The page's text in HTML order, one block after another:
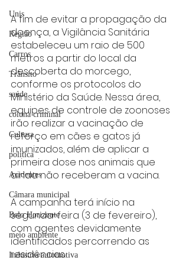
Unis
Região
Carros
Trânsito
saúde
coluna criminal
Cultura
politica
Acidentes
Câmara municipal
Belo Horizonte
meio ambiente
Industria automotiva
A fim de evitar a propagação da
doença, a Vigilância Sanitária
estabeleceu um raio de 500
metros a partir do local da
descoberta do morcego,
conforme os protocolos do
Ministério da Saúde. Nessa área,
equipes de controle de zoonoses
irão realizar a vacinação de
reforço em cães e gatos já
imunizados, além de aplicar a
primeira dose nos animais que
ainda não receberam a vacina.
A campanha terá início na
segunda-feira (3 de fevereiro),
com agentes devidamente
identificados percorrendo as
residências.